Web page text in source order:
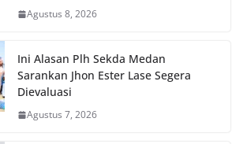
Agustus 8, 2026
Ini Alasan Plh Sekda Medan
Sarankan Jhon Ester Lase Segera
Dievaluasi
Agustus 7, 2026